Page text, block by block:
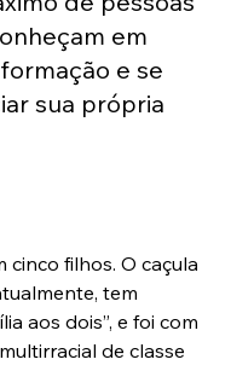
em
e se
sua própria
cinco filhos. O caçula
tem
aos dois”, e foi com
de classe